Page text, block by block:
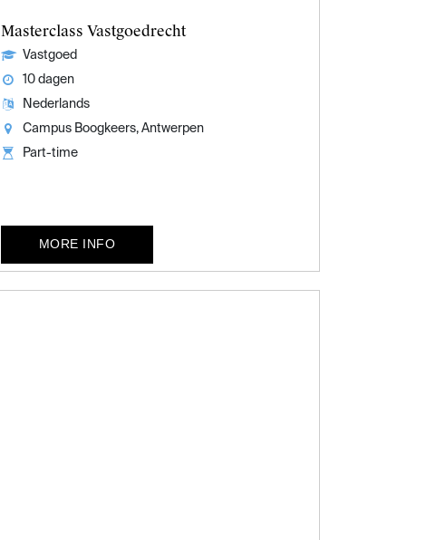
Masterclass Vastgoedrecht
Vastgoed
10 dagen
Nederlands
Campus Boogkeers, Antwerpen
Part-time
MORE INFO